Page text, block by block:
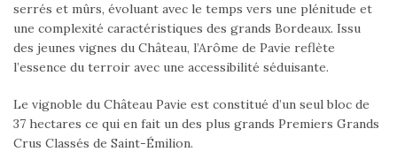
serrés et mûrs, évoluant avec le temps vers une plénitude et
une complexité caractéristiques des grands Bordeaux. Issu
des jeunes vignes du Château, l’Arôme de Pavie reflète
l’essence du terroir avec une accessibilité séduisante.
Le vignoble du Château Pavie est constitué d’un seul bloc de
37 hectares ce qui en fait un des plus grands Premiers Grands
Crus Classés de Saint-Émilion.